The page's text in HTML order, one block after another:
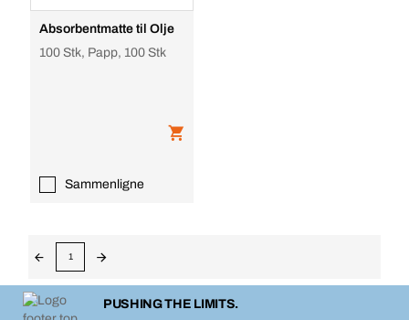
Absorbentmatte til Olje
100 Stk, Papp, 100 Stk
Sammenligne
1
PUSHING THE LIMITS.